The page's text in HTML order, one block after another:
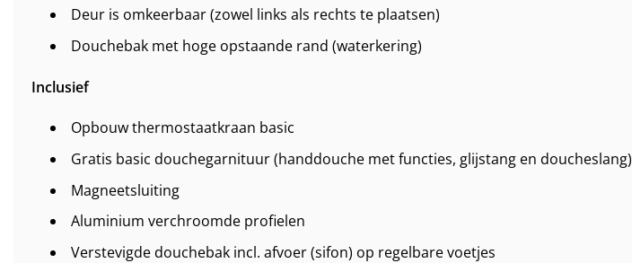
Deur is omkeerbaar (zowel links als rechts te plaatsen)
Douchebak met hoge opstaande rand (waterkering)
Inclusief
Opbouw thermostaatkraan basic
Gratis basic douchegarnituur (handdouche met functies, glijstang en doucheslang)
Magneetsluiting
Aluminium verchroomde profielen
Verstevigde douchebak incl. afvoer (sifon) op regelbare voetjes